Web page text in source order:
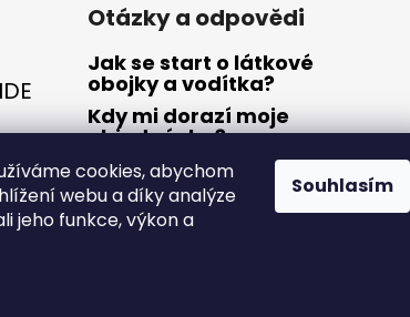
cookies, abychom
webu a díky analýze
jeho funkce, výkon a
Souhlasím
je 5 z 5 hvězdiček.
😍
Otázky a odpovědi
Jak se start o látkové
obojky a vodítka?
Kdy mi dorazí moje
objednávka?
Nejčastější dotazy- Co
může a nemůže pes jíst